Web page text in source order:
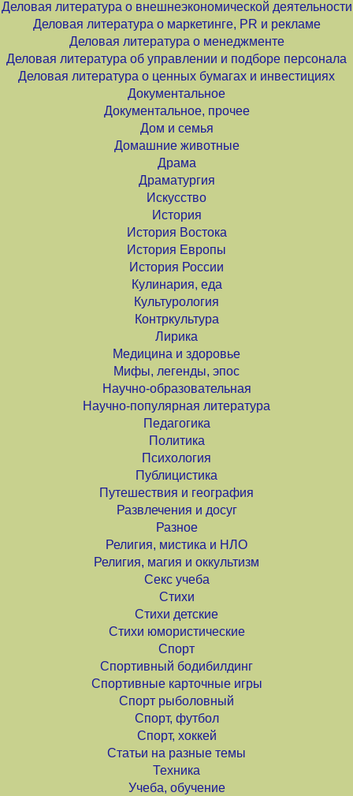
Деловая литература о внешнеэкономической деятельности
Деловая литература о маркетинге, PR и рекламе
Деловая литература о менеджменте
Деловая литература об управлении и подборе персонала
Деловая литература о ценных бумагах и инвестициях
Документальное
Документальное, прочее
Дом и семья
Домашние животные
Драма
Драматургия
Искусство
История
История Востока
История Европы
История России
Кулинария, еда
Культурология
Контркультура
Лирика
Медицина и здоровье
Мифы, легенды, эпос
Научно-образовательная
Научно-популярная литература
Педагогика
Политика
Психология
Публицистика
Путешествия и география
Развлечения и досуг
Разное
Религия, мистика и НЛО
Религия, магия и оккультизм
Секс учеба
Стихи
Стихи детские
Стихи юмористические
Спорт
Спортивный бодибилдинг
Спортивные карточные игры
Спорт рыболовный
Спорт, футбол
Спорт, хоккей
Статьи на разные темы
Техника
Учеба, обучение